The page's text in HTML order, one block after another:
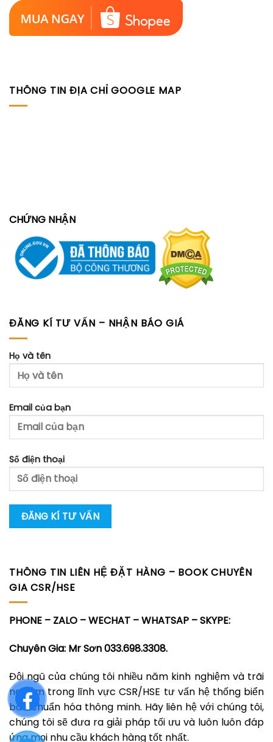
THÔNG TIN ĐỊA CHỈ GOOGLE MAP
CHỨNG NHẬN
ĐĂNG KÍ TƯ VẤN – NHẬN BÁO GIÁ
Họ và tên
Email của bạn
Số điện thoại
THÔNG TIN LIÊN HỆ ĐẶT HÀNG – BOOK CHUYÊN
GIA CSR/HSE
PHONE – ZALO – WECHAT – WHATSAP – SKYPE:
Chuyên Gia: Mr Sơn 033.698.3308.
Đội ngũ của chúng tôi nhiều năm kinh nghiệm và trãi
nghiệm trong lĩnh vực CSR/HSE tư vấn hệ thống biển
báo chuẩn hóa thông minh. Hãy liên hệ với chúng tôi,
chúng tôi sẽ đưa ra giải pháp tối ưu và luôn luôn đáp
ứng mọi nhu cầu khách hàng tốt nhất.